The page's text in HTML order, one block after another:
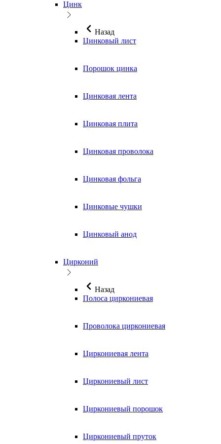
Цинк
Назад
Цинковый лист
Порошок цинка
Цинковая лента
Цинковая плита
Цинковая проволока
Цинковая фольга
Цинковые чушки
Цинковый анод
Цирконий
Назад
Полоса циркониевая
Проволока циркониевая
Циркониевая лента
Циркониевый лист
Циркониевый порошок
Циркониевый пруток